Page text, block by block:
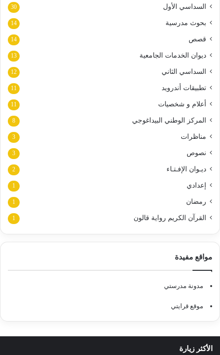
السداسي الأول 30
بحوث مدرسية 14
قصص 14
ديوان الخدمات الجامعية 13
السداسي الثاني 12
تطبيقات أندرويد 11
أعلام و شخصيات 11
المركز الوطني البيداغوجي 8
مناظرات 3
نصوص 3
ديـوان الإفـتـاء 2
إعدادي 1
رمضان 1
القرآن الكريم رواية قالون 1
مواقع مفيدة
مدونة مدرستي
موقع قرايتي
الأكثر زيارة